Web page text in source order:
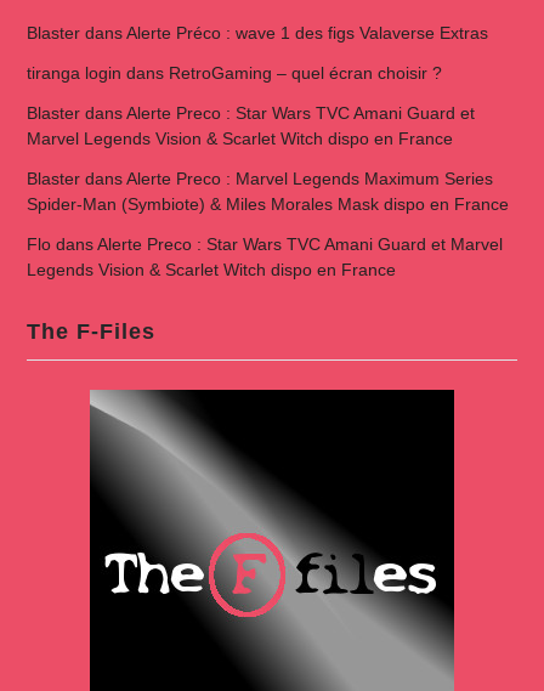
BlasterdansAlerte Préco : wave 1 des figs Valaverse Extras
tiranga login dans RetroGaming – quel écran choisir ?
BlasterdansAlerte Preco : Star Wars TVC Amani Guard et
Marvel Legends Vision & Scarlet Witch dispo en France
BlasterdansAlerte Preco : Marvel Legends Maximum Series
Spider-Man (Symbiote) & Miles Morales Mask dispo en France
FlodansAlerte Preco : Star Wars TVC Amani Guard et Marvel
Legends Vision & Scarlet Witch dispo en France
The F-Files